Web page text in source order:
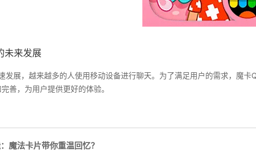
未来发展
发展，越来越多的人使用移动设备进行聊天。为了满足用户的需求，魔
善，为用户提供更好的体验。
魔法卡片带你重温回忆？